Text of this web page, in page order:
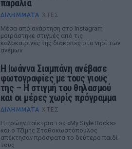
παραλία
ΔΙΛΉΜΜΑΤΑ ΧΤΕΣ
Μέσα από ανάρτηση στο Instagram
μοιράστηκε στιγμές από τις
καλοκαιρινές της διακοπές στο νησί των
ανέμων
H Ιωάννα Σιαμπάνη ανέβασε
φωτογραφίες με τους γιους
της – Η στιγμή του θηλασμού
και οι μέρες χωρίς πρόγραμμα
ΔΙΛΉΜΜΑΤΑ ΧΤΕΣ
Η πρώην παίκτρια του «My Style Rocks»
και ο Τζίμης Σταθοκωστόπουλος
απέκτησαν πρόσφατα το δεύτερο παιδί
τους